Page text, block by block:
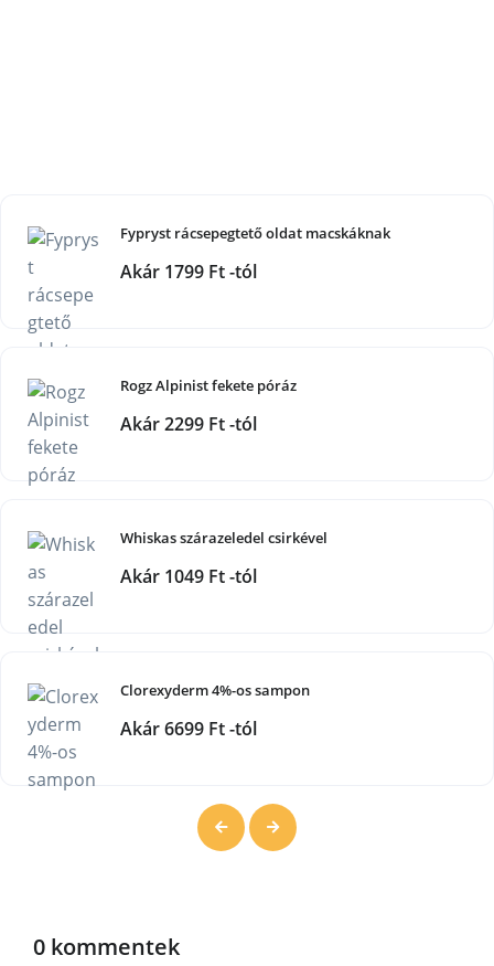
Fypryst rácsepegtető oldat macskáknak
Akár 1799 Ft -tól
Rogz Alpinist fekete póráz
Akár 2299 Ft -tól
Whiskas szárazeledel csirkével
Akár 1049 Ft -tól
Clorexyderm 4%-os sampon
Akár 6699 Ft -tól
0 kommentek